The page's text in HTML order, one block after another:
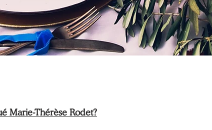
Marie-Thérèse Rodet?